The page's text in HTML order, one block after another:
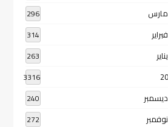
مارس 296
فبراير 314
يناير 263
3316
ديسمبر 240
نوفمبر 272